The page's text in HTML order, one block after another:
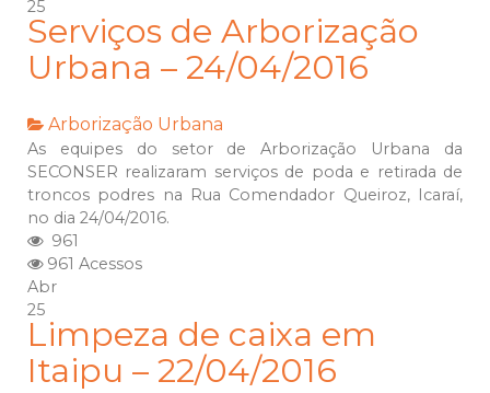
25
Serviços de Arborização
Urbana – 24/04/2016
Arborização Urbana
As equipes do setor de Arborização Urbana da
SECONSER realizaram serviços de poda e retirada de
troncos podres na Rua Comendador Queiroz, Icaraí,
no dia 24/04/2016.
961
961 Acessos
Abr
25
Limpeza de caixa em
Itaipu – 22/04/2016